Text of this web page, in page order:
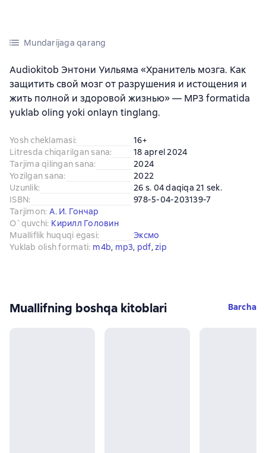
Mundarijaga qarang
Audiokitob Энтони Уильяма «Хранитель мозга. Как
защитить свой мозг от разрушения и истощения и
жить полной и здоровой жизнью» — MP3 formatida
yuklab oling yoki onlayn tinglang.
Yosh cheklamasi:
16+
Litresda chiqarilgan sana:
18 aprel 2024
Tarjima qilingan sana:
2024
Yozilgan sana:
2022
Uzunlik:
26 s. 04 daqiqa 21 sek.
ISBN:
978-5-04-203139-7
Tarjimon: А. И. Гончар
O`quvchi: Кирилл Головин
Mualliflik huquqi egasi:
Эксмо
Yuklab olish formati: m4b, mp3, pdf, zip
Muallifning boshqa kitoblari Barcha